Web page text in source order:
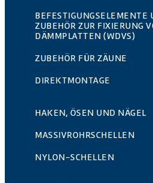
BEFESTIGUNGSELEMENTE
ZUBEHÖR ZUR FIXIERUNG
DÄMMPLATTEN (WDVS)
ZUBEHÖR FÜR ZÄUNE
DIREKTMONTAGE
HAKEN, ÖSEN UND NÄGEL
MASSIVROHRSCHELLEN
NYLON-SCHELLEN